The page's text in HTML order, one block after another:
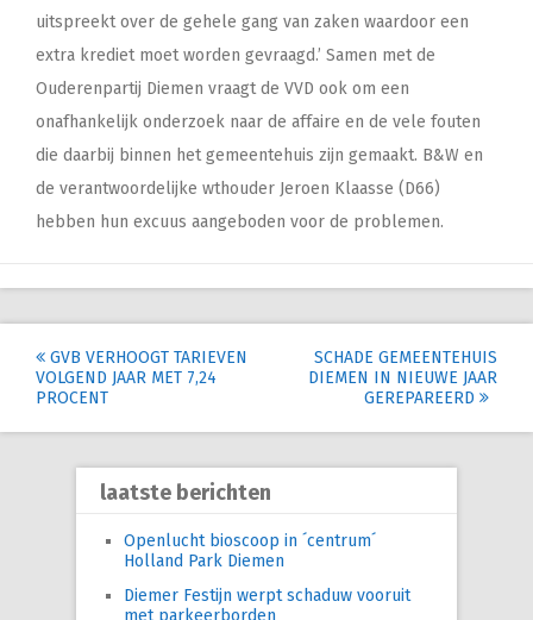
uitspreekt over de gehele gang van zaken waardoor een
extra krediet moet worden gevraagd.’ Samen met de
Ouderenpartij Diemen vraagt de VVD ook om een
onafhankelijk onderzoek naar de affaire en de vele fouten
die daarbij binnen het gemeentehuis zijn gemaakt. B&W en
de verantwoordelijke wthouder Jeroen Klaasse (D66)
hebben hun excuus aangeboden voor de problemen.
Post
navigation
GVB VERHOOGT TARIEVEN
VOLGEND JAAR MET 7,24
PROCENT
SCHADE GEMEENTEHUIS
DIEMEN IN NIEUWE JAAR
GEREPAREERD
laatste berichten
Openlucht bioscoop in ´centrum´
Holland Park Diemen
Diemer Festijn werpt schaduw vooruit
met parkeerborden